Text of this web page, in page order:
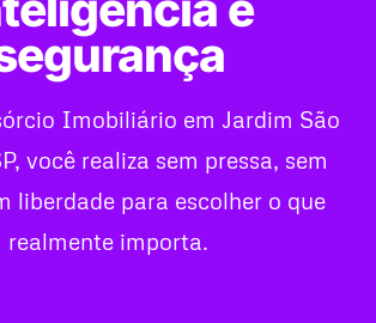
Imobiliário em Jardim São
você realiza sem pressa, sem
liberdade para escolher o que
realmente importa.